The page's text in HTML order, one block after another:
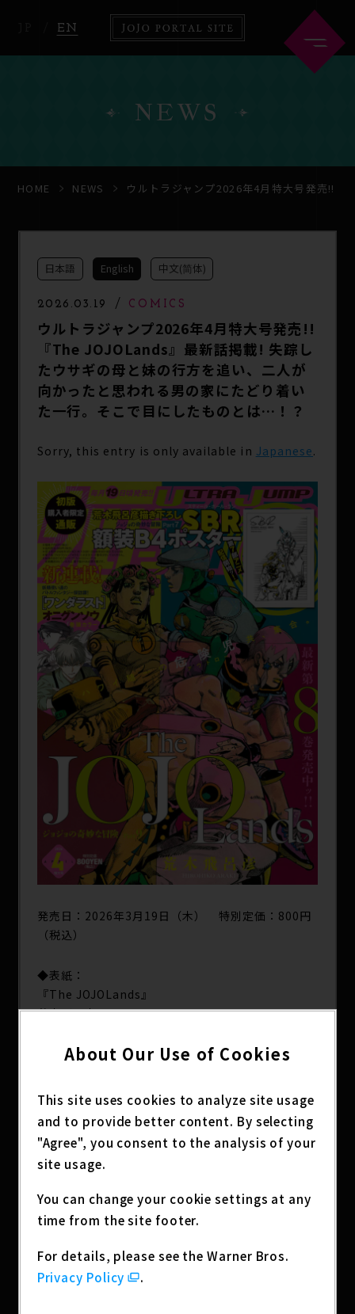
EN
HOME ABOUT
COMICS
NEWS
HOME NEWS ウルトラジャンプ2026年4月特大号発売!!
日本語 English 中文(简体)
2026.03.19 COMICS
ウルトラジャンプ2026年4月特大号発売!!
『The JOJOLands』最新話掲載! 失踪し
たウサギの母と妹の行方を追い、二人が
向かったと思われる男の家にたどり着い
た一行。そこで目にしたものとは…！？
Sorry, this entry is only available in Japanese.
発売日：2026年3月19日（木） 特別定価：800円
（税込）
◆表紙：
『The JOJOLands』
荒木飛呂彦
◆初版購入者限定通販：
７ スティール・ボール・ラン』額装Ｂ４ポスター
◆新連載＆巻頭カラー：
『ワンダラスト』
オニグンソウ
◆センターカラー：
『ベイビー車中ハッカーズ』
たびれこ
◆センターカラー：
About Our Use of Cookies
This site uses cookies to analyze site usage
and to provide better content. By selecting
"Agree", you consent to the analysis of your
site usage.
You can change your cookie settings at any
time from the site footer.
For details, please see the Warner Bros.
Privacy Policy
.